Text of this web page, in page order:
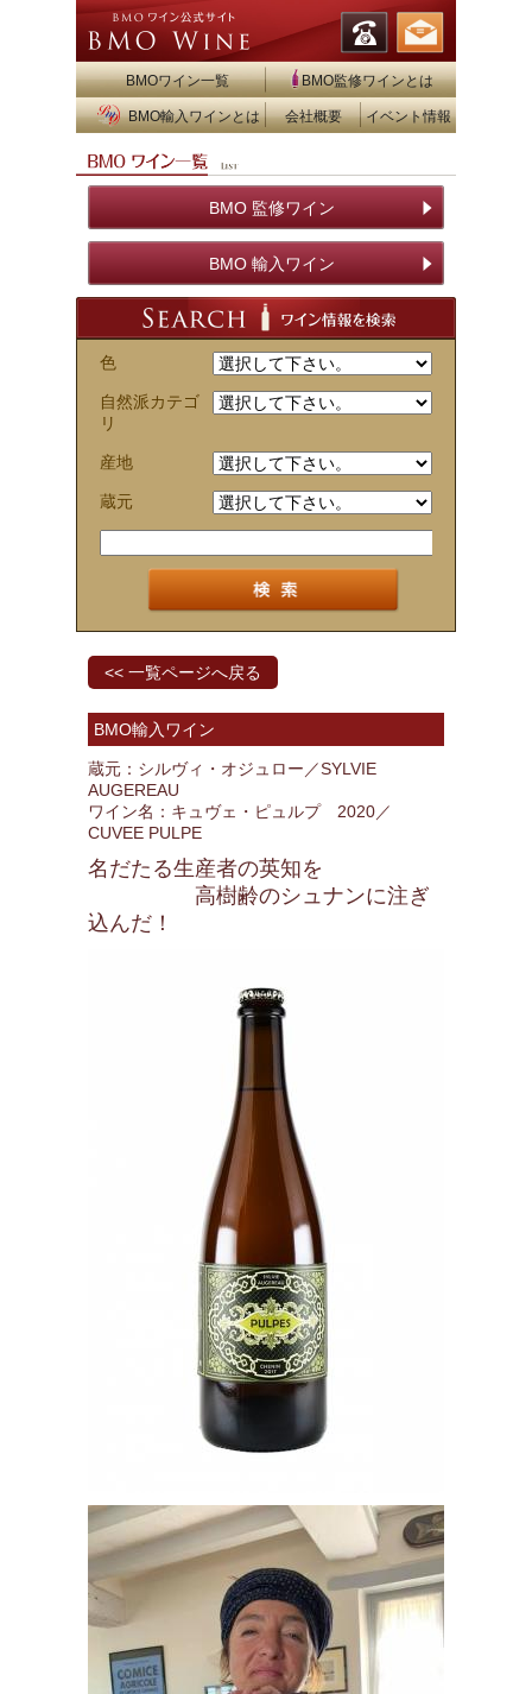
BMOワイン一覧 BMO監修ワインとは
BMO輸入ワインとは 会社概要 イベント情報
BMO 監修ワイン
BMO 輸入ワイン
色
自然派カテゴ
リ
産地
蔵元
<< 一覧ページへ戻る
BMO輸入ワイン
蔵元：シルヴィ・オジュロー／SYLVIE
AUGEREAU
ワイン名：キュヴェ・ピュルプ 2020／
CUVEE PULPE
名だたる生産者の英知を
高樹齢のシュナンに注ぎ
込んだ！